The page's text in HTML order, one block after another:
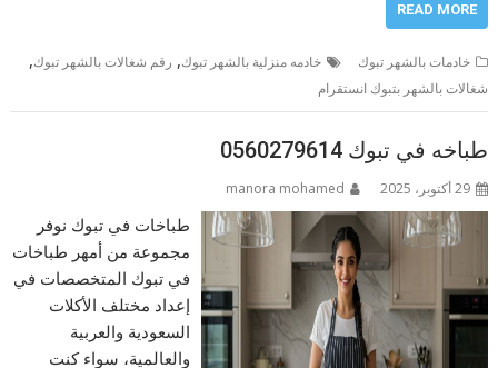
READ MORE
خادمات بالشهر تبوك خادمه منزلية بالشهر تبوك, رقم شغالات بالشهر تبوك,
شغالات بالشهر بتبوك انستقرام
طباخه في تبوك 0560279614
29 أكتوبر، 2025 manora mohamed
طباخات في تبوك نوفر
مجموعة من أمهر طباخات
في تبوك المتخصصات في
إعداد مختلف الأكلات
السعودية والعربية
والعالمية، سواء كنت